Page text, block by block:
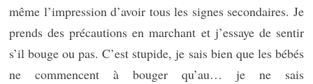
même l’impression d’avoir tous les signes secondaires. Je
prends des précautions en marchant et j’essaye de sentir
s’il bouge ou pas. C’est stupide, je sais bien que les bébés
ne commencent à bouger qu’au… je ne sais